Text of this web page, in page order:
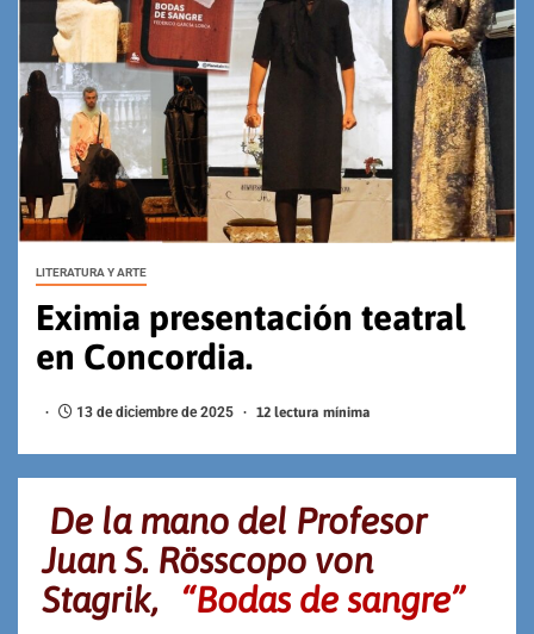
LITERATURA Y ARTE
Eximia presentación teatral
en Concordia.
13 de diciembre de 2025 12 lectura mínima
De la mano del Profesor
Juan S. Rösscopo von
Stagrik,
“Bodas de sangre”